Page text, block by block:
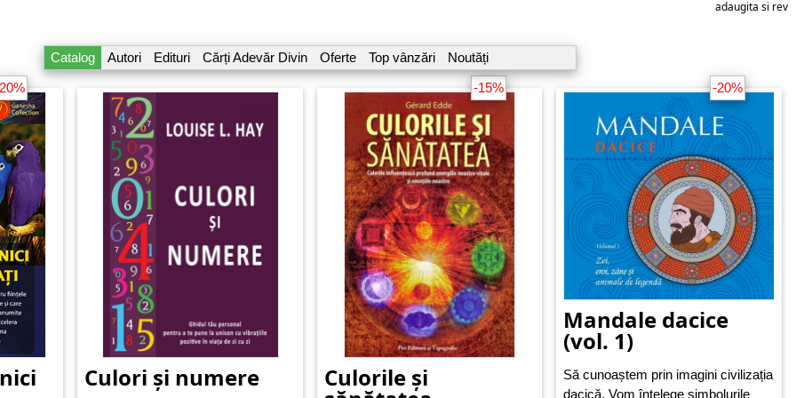
adaugita si
Catalog Autori Edituri Cărți Adevăr Divin Oferte Top vânzări
Noutăți
Culori și numere
-15%
Culorile și
-20%
Mandale dacice
(vol. 1)
Să cunoaștem prin imagini civilizația
dacică. Vom înțelege simbolurile